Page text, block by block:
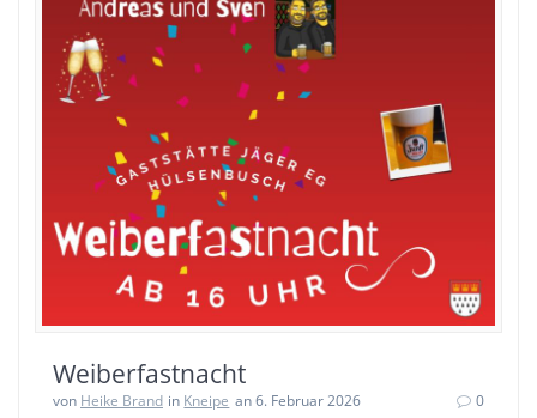
Weiberfastnacht
von Heike Brand in Kneipe an 6. Februar 2026 0